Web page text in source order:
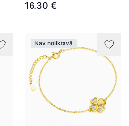
16.30 €
Nav noliktavā